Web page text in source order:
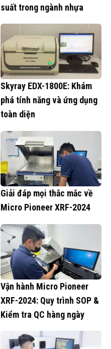
suất trong ngành nhựa
Skyray EDX-1800E: Khám
phá tính năng và ứng dụng
toàn diện
Giải đáp mọi thắc mắc về
Micro Pioneer XRF-2024
Vận hành Micro Pioneer
XRF-2024: Quy trình SOP &
Kiểm tra QC hàng ngày